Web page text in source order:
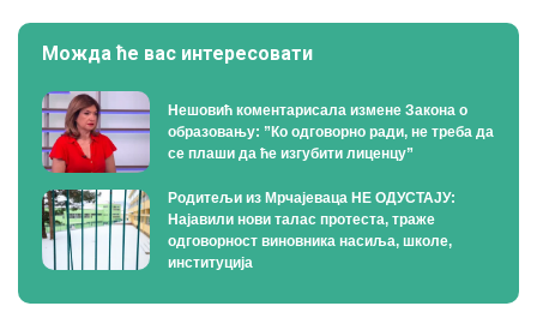
Можда ће вас интересовати
Нешовић коментарисала измене Закона о
образовању: ”Ко одговорно ради, не треба да
се плаши да ће изгубити лиценцу”
Родитељи из Мрчајеваца НЕ ОДУСТАЈУ:
Најавили нови талас протеста, траже
одговорност виновника насиља, школе,
институција